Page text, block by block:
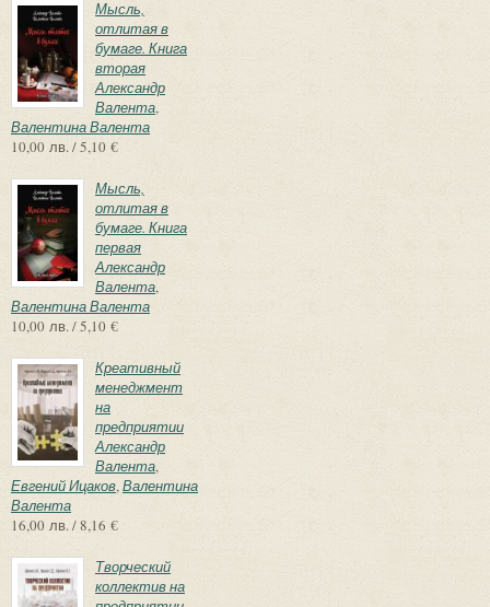
Мысль,
отлитая в
бумаге. Книга
вторая
Александр
Валента,
Валентина Валента
10,00 лв. / 5,10 €
Мысль,
отлитая в
бумаге. Книга
первая
Александр
Валента,
Валентина Валента
10,00 лв. / 5,10 €
Креативный
менеджмент
на
предприятии
Александр
Валента,
Евгений Ицаков,Валентина
Валента
16,00 лв. / 8,16 €
Творческий
коллектив на